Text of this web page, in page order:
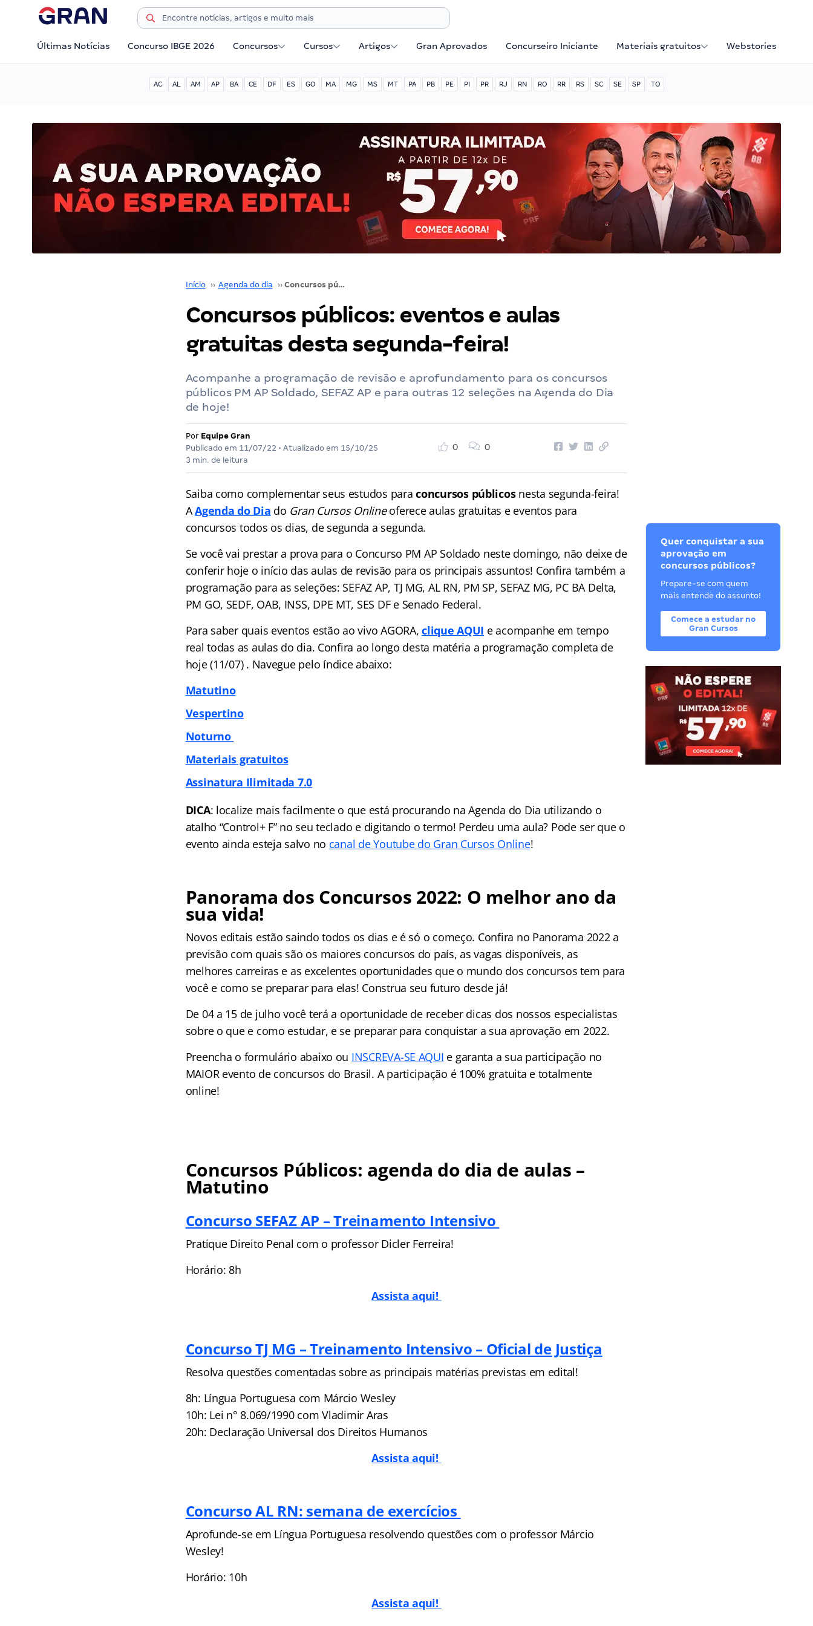
Últimas Notícias Concurso IBGE 2026 Concursos Cursos Artigos Gran Aprovados Concurseiro Iniciante Materiais gratuitos Webstories
AC AL AM AP BA CE DF ES GO MA MG MS MT PA PB PE PI PR RJ RN RO RR RS SC SE SP TO
Início ›› Agenda do dia ›› Concursos públicos: eventos e aulas gratuitas desta segunda-feira!
Concursos públicos: eventos e aulas
gratuitas desta segunda-feira!
Acompanhe a programação de revisão e aprofundamento para os concursos
públicos PM AP Soldado, SEFAZ AP e para outras 12 seleções na Agenda do Dia
de hoje!
Por Equipe Gran
Publicado em 11/07/22 • Atualizado em 15/10/25
3 min. de leitura
0 0
Saiba como complementar seus estudos para concursos públicosnesta segunda-feira!
AAgenda do Dia do Gran Cursos Onlineoferece aulas gratuitas e eventos para
concursos todos os dias, de segunda a segunda.
Se você vai prestar a prova para o Concurso PM AP Soldado neste domingo, não deixe de
conferir hoje o início das aulas de revisão para os principais assuntos! Confira também a
programação para as seleções: SEFAZ AP, TJ MG, AL RN, PM SP, SEFAZ MG, PC BA Delta,
PM GO, SEDF, OAB, INSS, DPE MT, SES DF e Senado Federal.
Para saber quais eventos estão ao vivo AGORA,clique AQUI e acompanhe em tempo
real todas as aulas do dia. Confira ao longo desta matéria a programação completa de
hoje (11/07) . Navegue pelo índiceabaixo:
Matutino
Vespertino
Noturno
Materiais gratuitos
Assinatura Ilimitada 7.0
DICA: localize mais facilmente o que está procurando na Agenda do Dia utilizando o
atalho “Control+ F” no seu teclado e digitando o termo! Perdeu uma aula? Pode ser que o
evento ainda esteja salvo no canal de Youtube do Gran Cursos Online!
Panorama dos Concursos 2022: O melhor ano da
sua vida!
Novos editais estão saindo todos os dias e é só o começo. Confira no Panorama 2022 a
previsão com quais são os maiores concursos do país, as vagas disponíveis, as
melhores carreiras e as excelentes oportunidades que o mundo dos concursos tem para
você e como se preparar para elas! Construa seu futuro desde já!
De 04 a 15 de julho você terá a oportunidade de receber dicas dos nossos especialistas
sobre o que e como estudar, e se preparar para conquistar a sua aprovação em 2022.
Preencha o formulário abaixo ou INSCREVA-SE AQUI e garanta a sua participação no
MAIOR evento de concursos do Brasil. A participação é 100% gratuita e totalmente
online!
Concursos Públicos: agenda do dia de aulas –
Matutino
Concurso SEFAZ AP – Treinamento Intensivo
Pratique Direito Penal com o professor Dicler Ferreira!
Horário: 8h
Assista aqui!
Concurso TJ MG – Treinamento Intensivo – Oficial de Justiça
Resolva questões comentadas sobre as principais matérias previstas em edital!
8h: Língua Portuguesa com Márcio Wesley
10h: Lei n° 8.069/1990 com Vladimir Aras
20h: Declaração Universal dos Direitos Humanos
Assista aqui!
Concurso AL RN: semana de exercícios
Aprofunde-se em Língua Portuguesa resolvendo questões com o professor Márcio
Wesley!
Horário: 10h
Assista aqui!
Quer conquistar a sua
aprovação em
concursos públicos?
Prepare-se com quem
mais entende do assunto!
Comece a estudar no
Gran Cursos